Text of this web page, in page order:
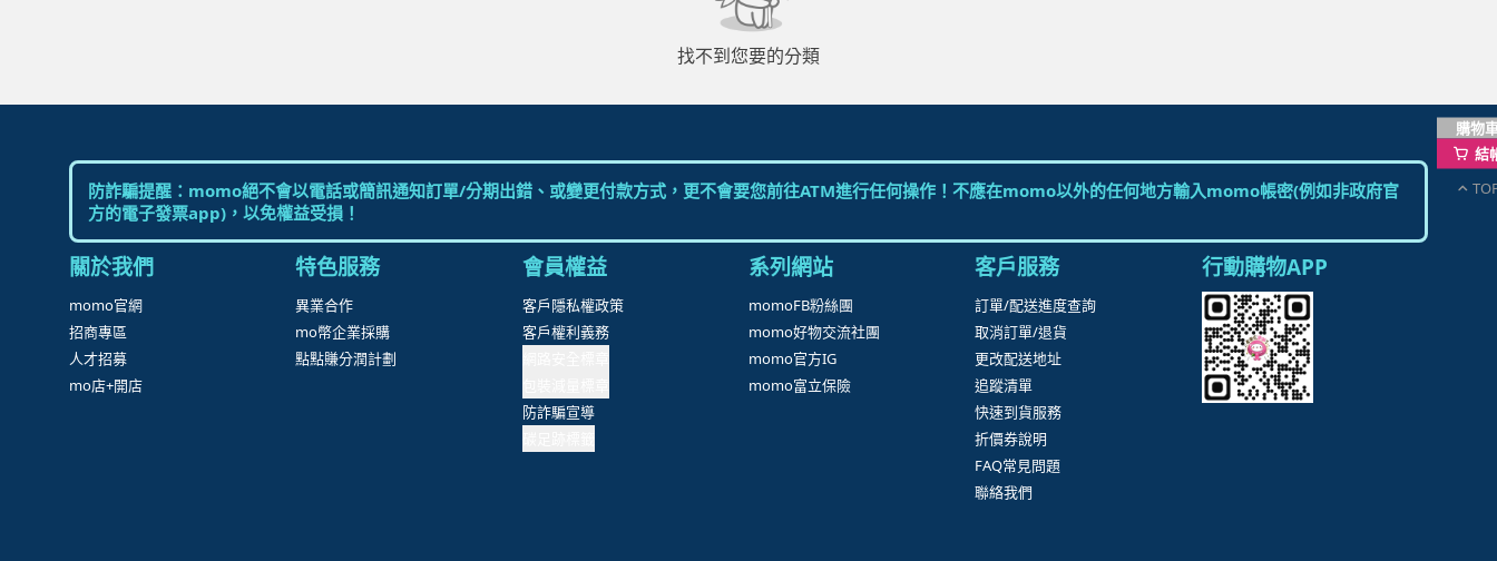
找不到您要的分類
購物
結
防詐騙提醒：momo絕不會以電話或簡訊通知訂單/分期出錯、或變更付款方式，更不會要您前往ATM進行任何操作！不應在momo以外的任何地方輸入momo帳密(例如非政府官
方的電子發票app)，以免權益受損！
關於我們
momo官網
招商專區
人才招募
mo店+開店
特色服務
異業合作
mo幣企業採購
點點賺分潤計劃
會員權益
客戶隱私權政策
客戶權利義務
防詐騙宣導
系列網站
momoFB粉絲團
momo好物交流社團
momo官方IG
momo富立保險
客戶服務
訂單/配送進度查詢
取消訂單/退貨
更改配送地址
追蹤清單
快速到貨服務
折價券說明
FAQ常見問題
聯絡我們
行動購物APP